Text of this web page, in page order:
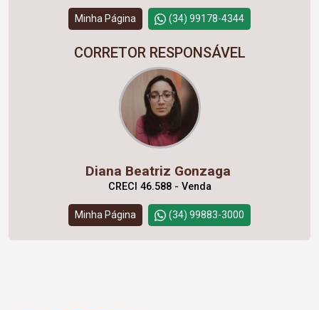
Minha Página (34) 99178-4344
CORRETOR RESPONSÁVEL
Diana Beatriz Gonzaga
CRECI 46.588 - Venda
Minha Página (34) 99883-3000